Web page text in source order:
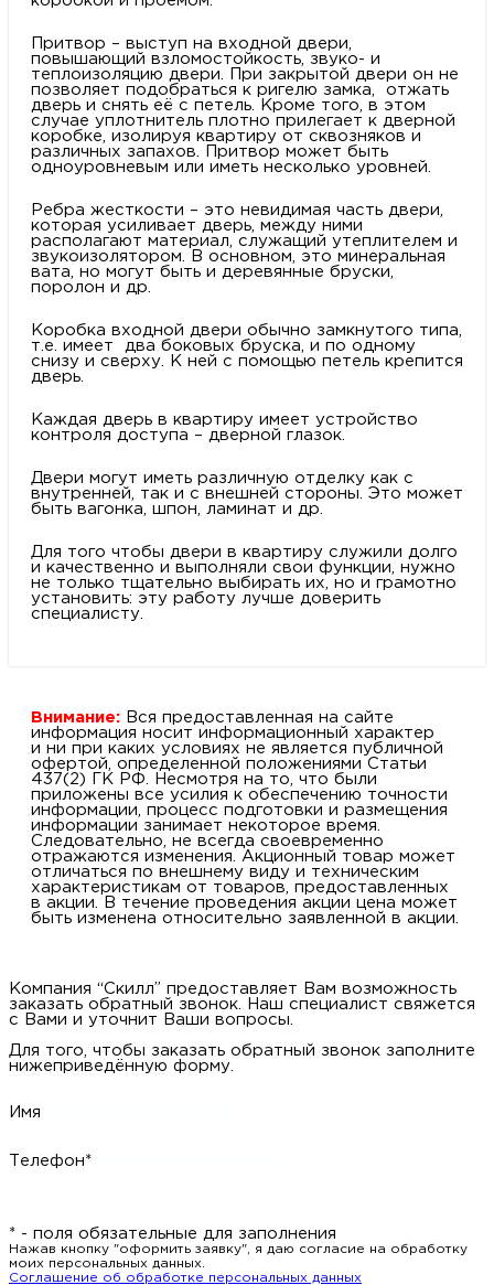
Притвор – выступ на входной двери,
повышающий взломостойкость, звуко- и
теплоизоляцию двери. При закрытой двери он не
позволяет подобраться к ригелю замка, отжать
дверь и снять её с петель. Кроме того, в этом
случае уплотнитель плотно прилегает к дверной
коробке, изолируя квартиру от сквозняков и
различных запахов. Притвор может быть
одноуровневым или иметь несколько уровней.
Ребра жесткости – это невидимая часть двери,
которая усиливает дверь, между ними
располагают материал, служащий утеплителем и
звукоизолятором. В основном, это минеральная
вата, но могут быть и деревянные бруски,
поролон и др.
Коробка входной двери обычно замкнутого типа,
т.е. имеет два боковых бруска, и по одному
снизу и сверху. К ней с помощью петель крепится
дверь.
Каждая дверь в квартиру имеет устройство
контроля доступа – дверной глазок.
Двери могут иметь различную отделку как с
внутренней, так и с внешней стороны. Это может
быть вагонка, шпон, ламинат и др.
Для того чтобы двери в квартиру служили долго
и качественно и выполняли свои функции, нужно
не только тщательно выбирать их, но и грамотно
установить: эту работу лучше доверить
специалисту.
Внимание: Вся предоставленная на сайте
информация носит информационный характер
и ни при каких условиях не является публичной
офертой, определенной положениями Статьи
437(2) ГК РФ. Несмотря на то, что были
приложены все усилия к обеспечению точности
информации, процесс подготовки и размещения
информации занимает некоторое время.
Следовательно, не всегда своевременно
отражаются изменения. Акционный товар может
отличаться по внешнему виду и техническим
характеристикам от товаров, предоставленных
в акции. В течение проведения акции цена может
быть изменена относительно заявленной в акции.
Компания “Скилл” предоставляет Вам возможность
заказать обратный звонок. Наш специалист свяжется
с Вами и уточнит Ваши вопросы.
Для того, чтобы заказать обратный звонок заполните
нижеприведённую форму.
Имя
Телефон*
* - поля обязательные для заполнения
Нажав кнопку "оформить заявку", я даю согласие на обработку
моих персональных данных.
Соглашение об обработке персональных данных